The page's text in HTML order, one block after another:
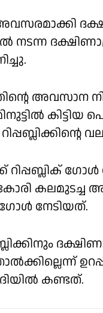
നടന്ന
അവസാന
കിട്ടിയ
ഗോള്‍
കലമുടച്ച
നേടിയത്.
കണ്ടത്.